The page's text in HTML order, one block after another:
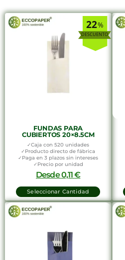
%
22
FUNDAS PARA
CUBIERTOS 20×8.5CM
✓Caja con 520 unidades
✓Producto directo de fábrica
✓Paga en 3 plazos sin intereses
✓Precio por unidad
Desde0,11€
Seleccionar Cantidad